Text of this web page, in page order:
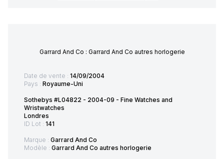
Garrard And Co : Garrard And Co autres horlogerie
Date de vente : 14/09/2004
Pays : Royaume-Uni
Sothebys #L04822 - 2004-09 - Fine Watches and
Wristwatches
Londres
ID Lot : 141
Marque : Garrard And Co
Modèle : Garrard And Co autres horlogerie